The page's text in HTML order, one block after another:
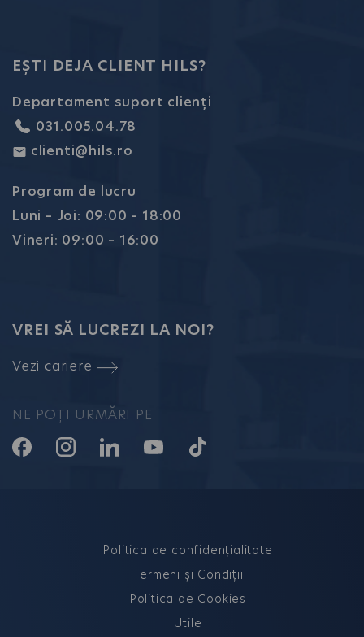
EȘTI DEJA CLIENT HILS?
Departament suport clienți
031.005.04.78
clienti@hils.ro
Program de lucru
Luni – Joi: 09:00 – 18:00
Vineri: 09:00 – 16:00
VREI SĂ LUCREZI LA NOI?
Vezi cariere
NE POȚI URMĂRI PE
Politica de confidențialitate
Termeni și Condiții
Politica de Cookies
Utile